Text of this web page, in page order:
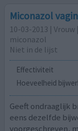
Miconazol
10-03-2013 | Vrouw
miconazol
Niet in de lijst
Effectiviteit
Hoeveelheid
Geeft ondraaglijk
eens dezelfde
voorgeschreven,